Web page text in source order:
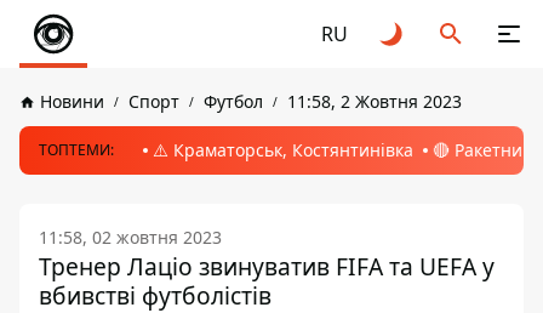
RU
Новини Спорт Футбол 11:58, 2 Жовтня 2023
ТОПТЕМИ: ⚠️ Краматорськ, Костянтинівка 🔴 Ракетний
11:58, 02 жовтня 2023
Тренер Лаціо звинуватив FIFA та UEFA у
вбивстві футболістів